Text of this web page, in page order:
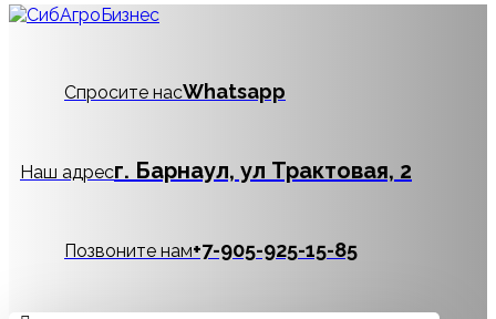
Спросите насWhatsapp
Наш адресг. Барнаул, ул Трактовая, 2
Позвоните нам‪+7-905-925-15-85